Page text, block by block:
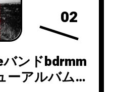
02
ンドbdrmm
ーアルバム